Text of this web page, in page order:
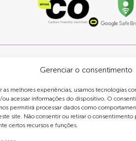
Gerenciar o consentimento
as melhores experiências, usamos tecnologias
acessar informações do dispositivo. O
permitirá processar dados como
site. Não consentir ou retirar o consentimento
certos recursos e funções.